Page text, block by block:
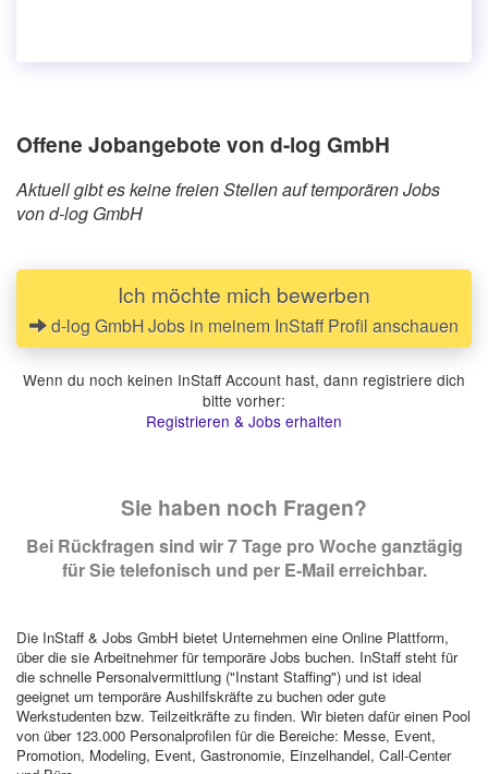
Offene Jobangebote von d-log GmbH
Aktuell gibt es keine freien Stellen auf temporären Jobs
von d-log GmbH
Ich möchte mich bewerben
d-log GmbH Jobs in meinem InStaff Profil anschauen
Wenn du noch keinen InStaff Account hast, dann registriere dich
bitte vorher:
Registrieren & Jobs erhalten
Sie haben noch Fragen?
Bei Rückfragen sind wir 7 Tage pro Woche ganztägig
für Sie telefonisch und per E-Mail erreichbar.
Die InStaff & Jobs GmbH bietet Unternehmen eine Online Plattform,
über die sie Arbeitnehmer für temporäre Jobs buchen. InStaff steht für
die schnelle Personalvermittlung ("Instant Staffing") und ist ideal
geeignet um temporäre Aushilfskräfte zu buchen oder gute
Werkstudenten bzw. Teilzeitkräfte zu finden. Wir bieten dafür einen Pool
von über 123.000 Personalprofilen für die Bereiche: Messe, Event,
Promotion, Modeling, Event, Gastronomie, Einzelhandel, Call-Center